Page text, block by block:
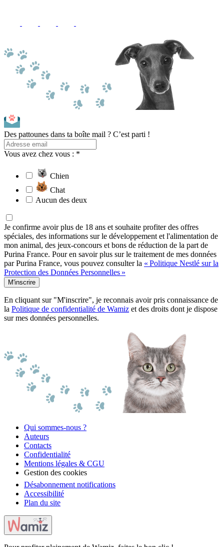
Des pattounes dans ta boîte mail ? C’est parti !
Vous avez chez vous : *
Chien
Chat
Aucun des deux
Je confirme avoir plus de 18 ans et souhaite profiter des offres
spéciales, des informations sur le développement et l'alimentation de
mon animal, des jeux-concours et bons de réduction de la part de
Purina France. Pour en savoir plus sur le traitement de mes données
par Purina France, vous pouvez consulter la « Politique Nestlé sur la
Protection des Données Personnelles »
M'inscrire
En cliquant sur "M'inscrire", je reconnais avoir pris connaissance de
la Politique de confidentialité de Wamiz et des droits dont je dispose
sur mes données personnelles.
Qui sommes-nous ?
Auteurs
Contacts
Confidentialité
Mentions légales & CGU
Gestion des cookies
Désabonnement notifications
Accessibilité
Plan du site